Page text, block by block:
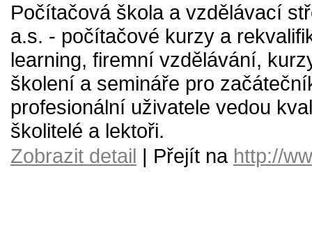
Počítačová škola a vzdělávací
a.s. - počítačové kurzy a
learning, firemní vzdělávání,
školení a semináře pro
profesionální uživatele vedou
školitelé a lektoři.
Zobrazit detail | Přejít na http://